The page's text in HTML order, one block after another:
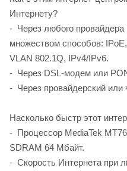
Интернету?
- Через любого
множеством способов:
VLAN 802.1Q, IPv4/IPv6.
- Через DSL-модем или
- Через провайдерский или
Насколько быстр этот
- Процессор MediaTek
SDRAM 64 Мбайт.
- Скорость Интернета при